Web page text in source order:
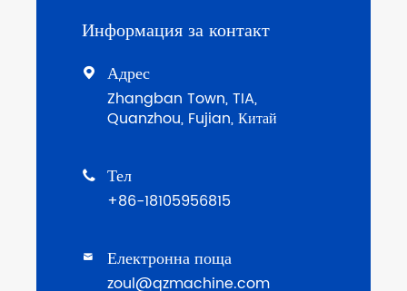
Информация за контакт
 Адрес
Zhangban Town, TIA,
Quanzhou, Fujian, Китай
 Тел
+86-18105956815
 Електронна поща
zoul@qzmachine.com